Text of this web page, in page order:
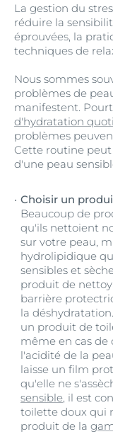
La gestion du
réduire la
éprouvées, la
techniques de
Nous sommes
problèmes de
manifestent.
d'hydratation
problèmes
Cette routine peut
d'une peau
Choisir un
Beaucoup de
qu'ils nettoient
sur votre peau,
hydrolipidique
sensibles et
produit de
barrière
la déshydratation.
un produit de
même en cas de
l'acidité de la
laisse un film
qu'elle ne
sensible , il est
toilette doux qui
produit de la